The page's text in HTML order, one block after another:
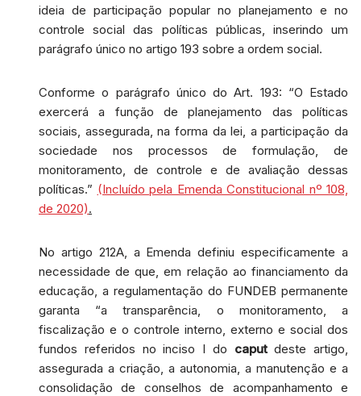
ideia de participação popular no planejamento e no
controle social das políticas públicas, inserindo um
parágrafo único no artigo 193 sobre a ordem social.
Conforme o parágrafo único do Art. 193: “O Estado
exercerá a função de planejamento das políticas
sociais, assegurada, na forma da lei, a participação da
sociedade nos processos de formulação, de
monitoramento, de controle e de avaliação dessas
políticas.” (Incluído pela Emenda Constitucional nº 108,
de 2020).
No artigo 212A, a Emenda definiu especificamente a
necessidade de que, em relação ao financiamento da
educação, a regulamentação do FUNDEB permanente
garanta “a transparência, o monitoramento, a
fiscalização e o controle interno, externo e social dos
fundos referidos no inciso I do caputdeste artigo,
assegurada a criação, a autonomia, a manutenção e a
consolidação de conselhos de acompanhamento e